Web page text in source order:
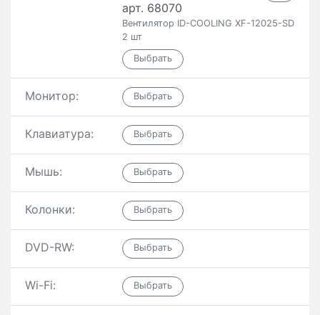
арт. 68070
Вентилятор ID-COOLING XF-12025-SD
2 шт
Монитор:
Клавиатура:
Мышь:
Колонки:
DVD-RW:
Wi-Fi: